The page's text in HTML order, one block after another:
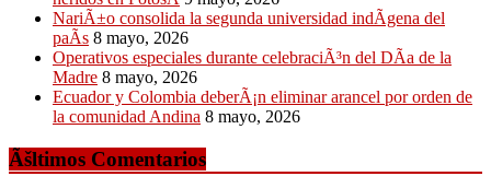
NariÃ±o consolida la segunda universidad indÃ­gena del
paÃ­s 8 mayo, 2026
Operativos especiales durante celebraciÃ³n del DÃ­a de la
Madre 8 mayo, 2026
Ecuador y Colombia deberÃ¡n eliminar arancel por orden de
la comunidad Andina 8 mayo, 2026
Ãšltimos Comentarios